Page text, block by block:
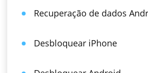
Recuperação de dados
Desbloquear iPhone